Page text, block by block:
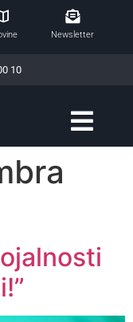
Newsletter
10